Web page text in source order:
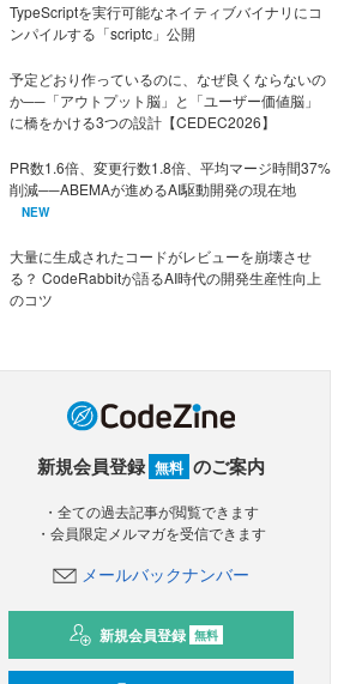
TypeScriptを実行可能なネイティブバイナリにコ
ンパイルする「scriptc」公開
予定どおり作っているのに、なぜ良くならないの
か──「アウトプット脳」と「ユーザー価値脳」
に橋をかける3つの設計【CEDEC2026】
PR数1.6倍、変更行数1.8倍、平均マージ時間37%
削減──ABEMAが進めるAI駆動開発の現在地
NEW
大量に生成されたコードがレビューを崩壊させ
る？ CodeRabbitが語るAI時代の開発生産性向上
のコツ
新規会員登録 無料 のご案内
・全ての過去記事が閲覧できます
・会員限定メルマガを受信できます
メールバックナンバー
新規会員登録 無料